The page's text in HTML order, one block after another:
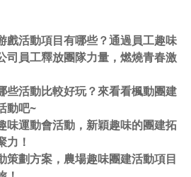
戲活動項目有哪些？通過員工趣味
司員工釋放團隊力量，燃燒青春激
些活動比較好玩？來看看楓動團建
動吧~
味運動會活動，新穎趣味的團建拓
力！
策劃方案，農場趣味團建活動項目